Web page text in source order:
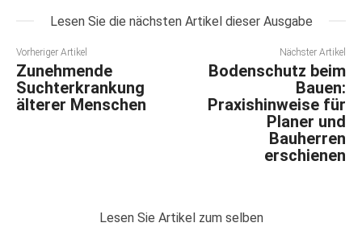
Lesen Sie die nächsten Artikel dieser Ausgabe
Vorheriger Artikel
Zunehmende
Suchterkrankung
älterer Menschen
Nächster Artikel
Bodenschutz beim
Bauen:
Praxishinweise für
Planer und
Bauherren
erschienen
Lesen Sie Artikel zum selben